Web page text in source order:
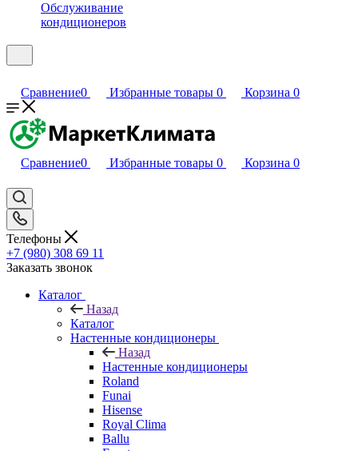
Обслуживание
кондиционеров
Сравнение0 Избранные товары 0 Корзина 0
Сравнение0 Избранные товары 0 Корзина 0
Телефоны
+7 (980) 308 69 11
Заказать звонок
Каталог
Назад
Каталог
Настенные кондиционеры
Назад
Настенные кондиционеры
Roland
Funai
Hisense
Royal Clima
Ballu